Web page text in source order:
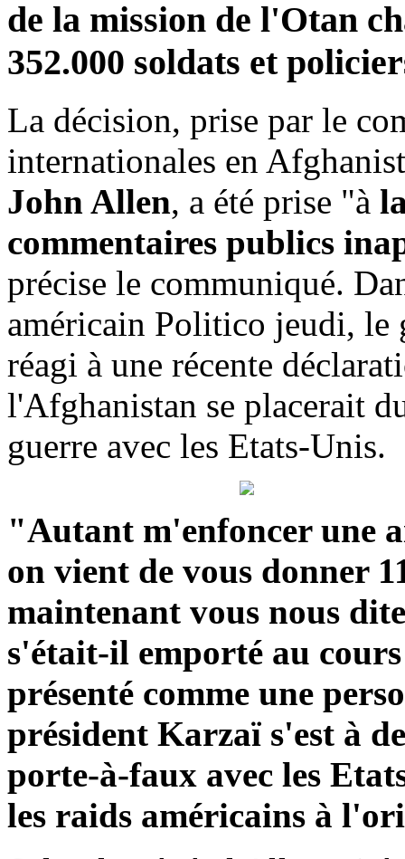
de la mission de l'Otan
352.000 soldats et
La décision, prise par le
internationales en
John Allen, a été prise "à
commentaires publics
précise le communiqué.
américain Politico jeudi, le
réagi à une récente
l'Afghanistan se placerait
guerre avec les Etats-Unis.
"Autant m'enfoncer une
on vient de vous donner
maintenant vous nous
s'était-il emporté au
présenté comme une
président Karzaï s'est à
porte-à-faux avec les
les raids américains à